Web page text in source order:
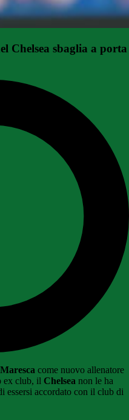
Chelsea sbaglia a porta
Maresca come nuovo allenatore
ex club, il Chelsea non le ha
essersi accordato con il club di